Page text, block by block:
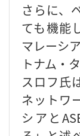
さらに、
ても機能
マレーシ
トナム・
スロフ氏
ネットワ
シアと